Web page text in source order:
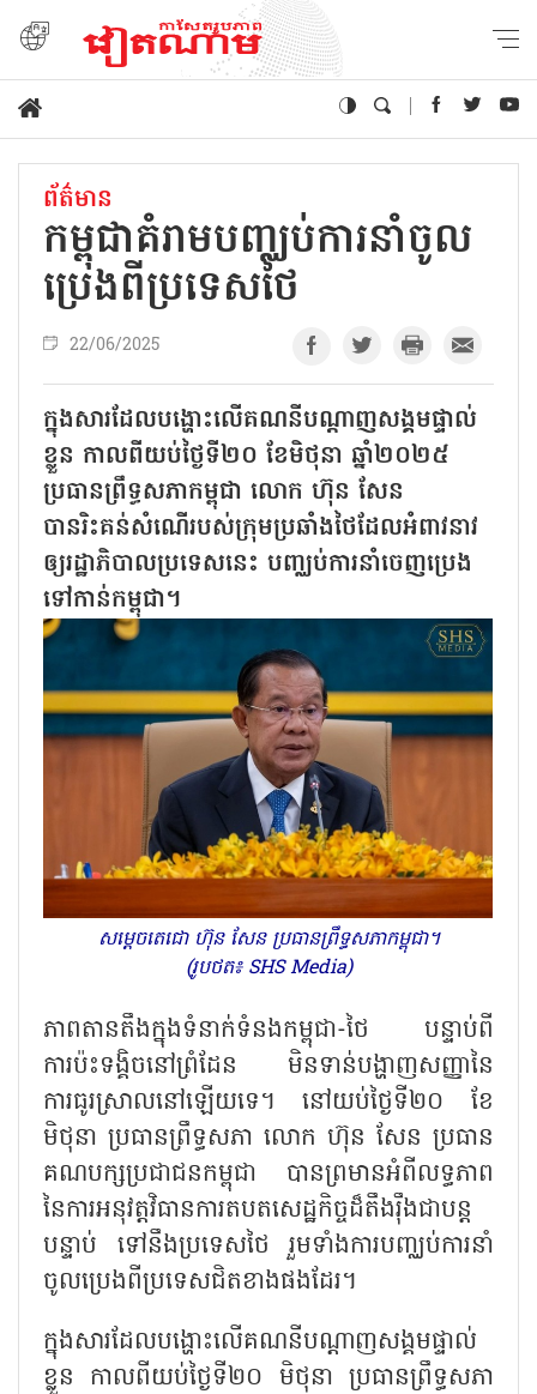
ព័ត៌មាន
កម្ពុជាគំរាមបញ្ឈប់ការនាំចូល
ប្រេងពីប្រទេសថៃ
22/06/2025
ក្នុងសារដែលបង្ហោះលើគណនីបណ្តាញសង្គមផ្ទាល់
ខ្លួន កាលពីយប់ថ្ងៃទី២០ ខែមិថុនា ឆ្នាំ២០២៥
ប្រធានព្រឹទ្ធសភាកម្ពុជា លោក ហ៊ុន សែន
បានរិះគន់សំណើរបស់ក្រុមប្រឆាំងថៃដែលអំពាវនាវ
ឲ្យរដ្ឋាភិបាលប្រទេសនេះ បញ្ឈប់ការនាំចេញប្រេង
ទៅកាន់កម្ពុជា។
សម្តេចតេជោ ហ៊ុន សែន ប្រធានព្រឹទ្ធសភាកម្ពុជា។
(រូបថត៖ SHS Media)
ភាពតានតឹងក្នុងទំនាក់ទំនងកម្ពុជា-ថៃ បន្ទាប់ពី
ការប៉ះទង្គិចនៅព្រំដែន មិនទាន់បង្ហាញសញ្ញានៃ
ការធូរស្រាលនៅឡើយទេ។ នៅយប់ថ្ងៃទី២០ ខែ
មិថុនា ប្រធានព្រឹទ្ធសភា លោក ហ៊ុន សែន ប្រធាន
គណបក្សប្រជាជនកម្ពុជា បានព្រមានអំពីលទ្ធភាព
នៃការអនុវត្តវិធានការតបតសេដ្ឋកិច្ចដ៏តឹងរ៉ឹងជាបន្ត
បន្ទាប់ ទៅនឹងប្រទេសថៃ រួមទាំងការបញ្ឈប់ការនាំ
ចូលប្រេងពីប្រទេសជិតខាងផងដែរ។
ក្នុងសារដែលបង្ហោះលើគណនីបណ្តាញសង្គមផ្ទាល់
ខ្លួន កាលពីយប់ថ្ងៃទី២០ មិថុនា ប្រធានព្រឹទ្ធសភា